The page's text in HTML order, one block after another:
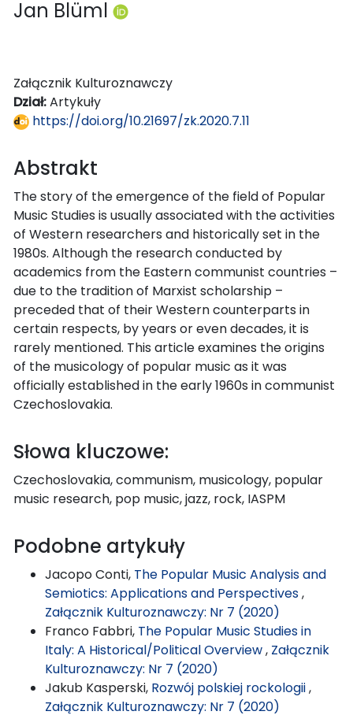
Jan Blüml
Załącznik Kulturoznawczy
Dział:Artykuły
https://doi.org/10.21697/zk.2020.7.11
Abstrakt
The story of the emergence of the field of Popular
Music Studies is usually associated with the activities
of Western researchers and historically set in the
1980s. Although the research conducted by
academics from the Eastern communist countries –
due to the tradition of Marxist scholarship –
preceded that of their Western counterparts in
certain respects, by years or even decades, it is
rarely mentioned. This article examines the origins
of the musicology of popular music as it was
officially established in the early 1960s in communist
Czechoslovakia.
Słowa kluczowe:
Czechoslovakia, communism, musicology, popular
music research, pop music, jazz, rock, IASPM
Podobne artykuły
Jacopo Conti, The Popular Music Analysis and
Semiotics: Applications and Perspectives,
Załącznik Kulturoznawczy: Nr 7 (2020)
Franco Fabbri, The Popular Music Studies in
Italy: A Historical/Political Overview, Załącznik
Kulturoznawczy: Nr 7 (2020)
Jakub Kasperski, Rozwój polskiej rockologii,
Załącznik Kulturoznawczy: Nr 7 (2020)